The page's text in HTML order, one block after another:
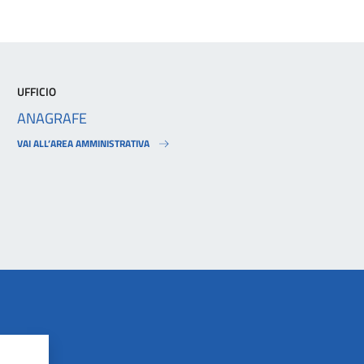
UFFICIO
ANAGRAFE
VAI ALL’AREA AMMINISTRATIVA